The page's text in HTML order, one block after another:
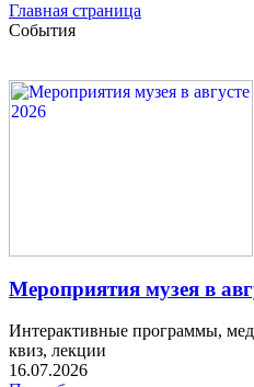
Главная страница
События
Мероприятия музея в
Интерактивные программы,
квиз, лекции
16.07.2026